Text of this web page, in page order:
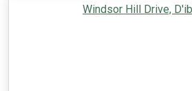
Windsor Hill Drive,